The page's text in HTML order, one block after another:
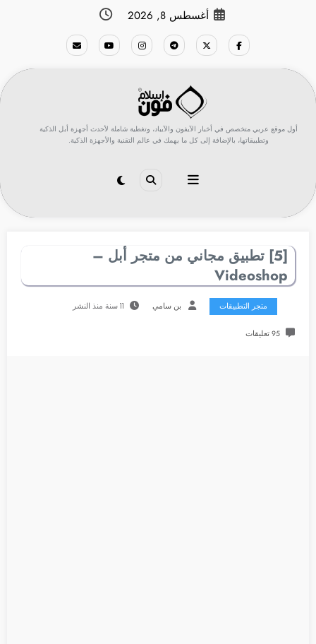
أغسطس 8, 2026
أول موقع عربي متخصص في أخبار الآيفون والآيباد، وتغطية شاملة لأحدث أجهزة أبل الذكية
وتطبيقاتها، بالإضافة إلى كل ما يهمك في عالم التقنية والأجهزة الذكية.
[5] تطبيق مجاني من متجر أبل –
Videoshop
متجر التطبيقات بن سامي 11 سنة منذ النشر
95 تعليقات